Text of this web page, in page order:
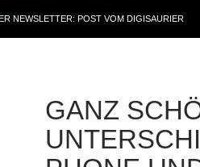
NEWSLETTER: POST VOM DIGISAURIER
GANZ